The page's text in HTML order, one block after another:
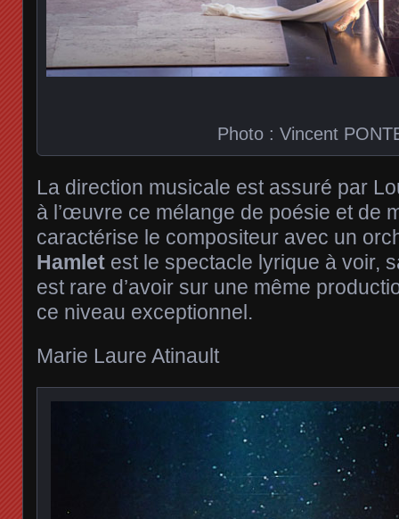
Photo : Vincent
La direction musicale est assuré par
à l’œuvre ce mélange de poésie et de
caractérise le compositeur avec un
Hamlet est le spectacle lyrique à voir,
est rare d’avoir sur une même
ce niveau exceptionnel.
Marie Laure Atinault